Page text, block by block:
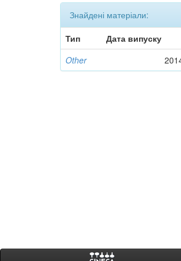
Знайдені матеріали:
Тип
Дата випуску
Other